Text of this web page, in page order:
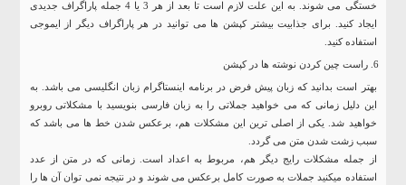
خستگی می شوند. به این علت لازم است تا بعد از هر 3 یا 4 جمله پاراگراف جدیدی
ایجاد کنید. برای جذابیت بیشتر کپشن ها می توانید در هر پاراگراف دیگر از ایموجی
استفاده کنید.
راست چین کردن نوشته ها در کپشن
بهتر است بدانید که زبان پیش فرض در برنامه اینستاگرام زبان انگلیسی می باشد. به
این دلیل زمانی که می خواهید جملاتی را به زبان فارسی بنویسید با مشکلاتی روبرو
خواهید شد. یکی از اصلی ترین این مشکلات هم، برعکس شدن خط ها می باشد که
سبب زشت شدن متن می گردد.
از جمله مشکلات رایج دیگر هم، مربوط به اعداد است. زمانی که در متن از عدد
استفاده میکنید جملات به صورت کامل برعکس می شوند و در نتیجه نمی توان آن ها را